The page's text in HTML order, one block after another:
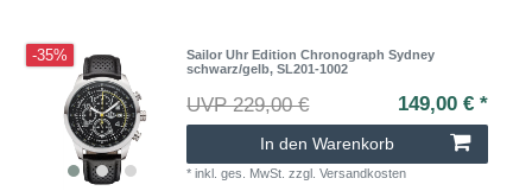
-35%
Sailor Uhr Edition Chronograph Sydney
schwarz/gelb, SL201-1002
UVP 229,00 € 149,00 € *
In den Warenkorb
*inkl. ges. MwSt. zzgl.Versandkosten